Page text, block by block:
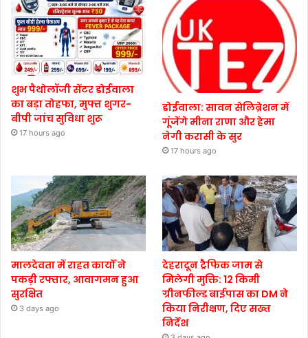
शुभ पैथोलॉजी सेंटर डोईवाला
का बड़ा तोहफा, मुफ्त शुगर-
बीपी जांच सुविधा शुरू
17 hours ago
डोईवाला: सावन सेलिब्रेशन में
गूंजेंगे मीना राणा और हेमा
नेगी करासी के सुर
17 hours ago
मालदेवता में राहत कार्यों ने
पकड़ी रफ्तार, आवागमन हुआ
सुरक्षित
3 days ago
देहरादून ट्रैफिक जाम से
मिलेगी मुक्ति: 12 किमी
ग्रीनफील्ड बाईपास का DM ने
किया निरीक्षण, दिए सख्त
निर्देश